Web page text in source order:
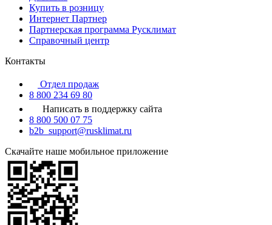
Купить в розницу
Интернет Партнер
Партнерская программа Русклимат
Справочный центр
Контакты
Отдел продаж
8 800 234 69 80
Написать в поддержку сайта
8 800 500 07 75
b2b_support@rusklimat.ru
Скачайте наше мобильное приложение